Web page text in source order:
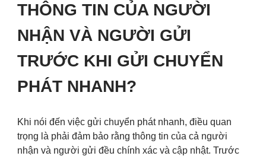
THÔNG TIN CỦA NGƯỜI
NHẬN VÀ NGƯỜI GỬI
TRƯỚC KHI GỬI CHUYỂN
PHÁT NHANH?
Khi nói đến việc gửi chuyển phát nhanh, điều quan
trọng là phải đảm bảo rằng thông tin của cả người
nhận và người gửi đều chính xác và cập nhật. Trước